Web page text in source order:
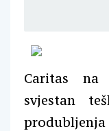
Caritas na
svjestan